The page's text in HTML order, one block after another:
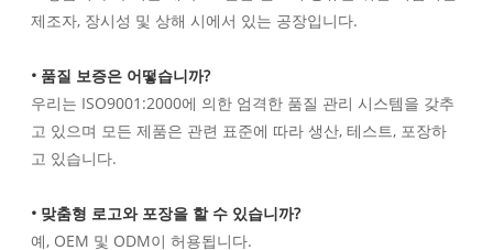
제조자, 장시성 및 상해 시에서 있는 공장입니다.
• 품질 보증은 어떻습니까?
우리는 ISO9001:2000에 의한 엄격한 품질 관리 시스템을 갖추
고 있으며 모든 제품은 관련 표준에 따라 생산, 테스트, 포장하
고 있습니다.
• 맞춤형 로고와 포장을 할 수 있습니까?
예, OEM 및 ODM이 허용됩니다.